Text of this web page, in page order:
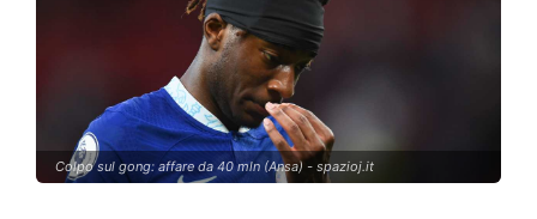
Colpo sul gong: affare da 40 mln (Ansa) - spazioj.it